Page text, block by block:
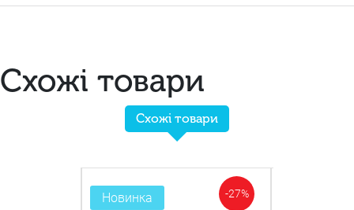
Схожі товари
Схожі товари
-27%
Новинка